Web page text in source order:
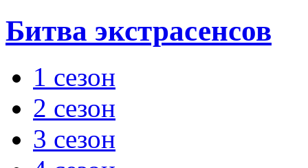
Битва экстрасенсов
1 сезон
2 сезон
3 сезон